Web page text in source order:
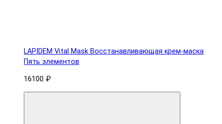
LAPIDEM Vital Mask Восстанавливающая крем-маска
Пять элементов
16100 ₽